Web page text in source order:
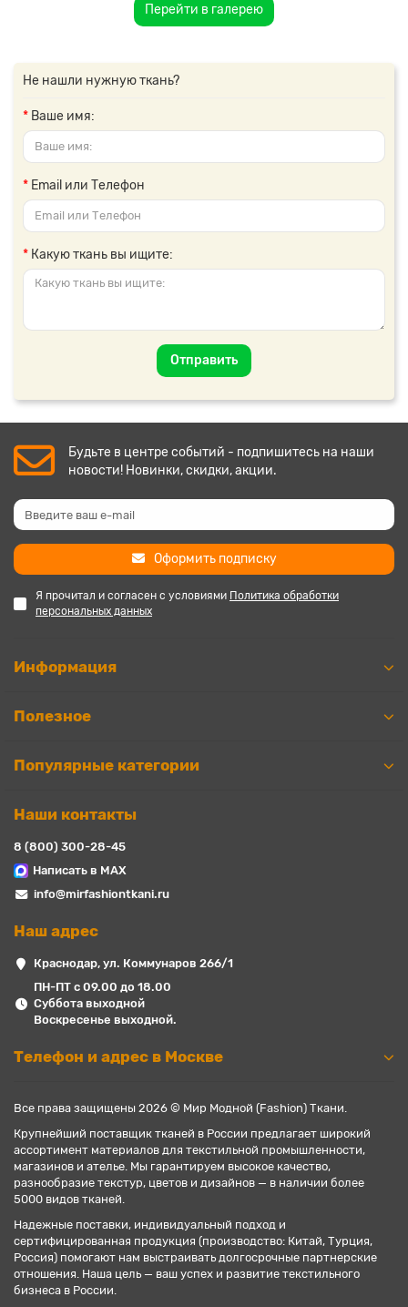
Перейти в галерею
Не нашли нужную ткань?
Ваше имя:
Email или Телефон
Какую ткань вы ищите:
Отправить
Будьте в центре событий - подпишитесь на наши
новости! Новинки, скидки, акции.
Оформить подписку
Я прочитал и согласен с условиями Политика обработки
персональных данных
Информация
Полезное
Популярные категории
Наши контакты
8 (800) 300-28-45
Написать в MAX
info@mirfashiontkani.ru
Наш адрес
Краснодар, ул. Коммунаров 266/1
ПН-ПТ с 09.00 до 18.00
Суббота выходной
Воскресенье выходной.
Телефон и адрес в Москве
Все права защищены 2026 © Мир Модной (Fashion) Ткани.
Крупнейший поставщик тканей в России предлагает широкий
ассортимент материалов для текстильной промышленности,
магазинов и ателье. Мы гарантируем высокое качество,
разнообразие текстур, цветов и дизайнов — в наличии более
5000 видов тканей.
Надежные поставки, индивидуальный подход и
сертифицированная продукция (производство: Китай, Турция,
Россия) помогают нам выстраивать долгосрочные партнерские
отношения. Наша цель — ваш успех и развитие текстильного
бизнеса в России.